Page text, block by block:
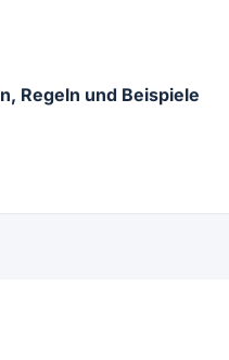
Regeln und Beispiele